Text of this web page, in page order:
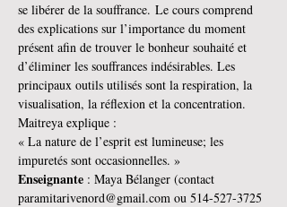
se libérer de la souffrance. Le cours comprend
des explications sur l’importance du moment
présent afin de trouver le bonheur souhaité et
d’éliminer les souffrances indésirables. Les
principaux outils utilisés sont la respiration, la
visualisation, la réflexion et la concentration.
Maitreya explique :
« La nature de l’esprit est lumineuse; les
impuretés sont occasionnelles. »
Enseignante : Maya Bélanger (contact
paramitarivenord@gmail.com ou 514-527-3725